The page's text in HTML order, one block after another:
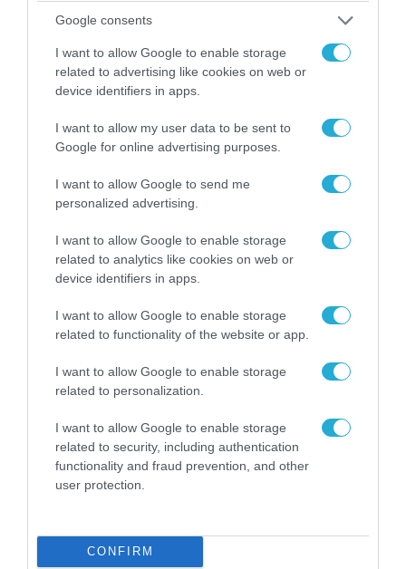
Google consents
I want to allow Google to enable storage
related to advertising like cookies on web or
device identifiers in apps.
I want to allow my user data to be sent to
Google for online advertising purposes.
I want to allow Google to send me
personalized advertising.
I want to allow Google to enable storage
related to analytics like cookies on web or
device identifiers in apps.
I want to allow Google to enable storage
related to functionality of the website or app.
I want to allow Google to enable storage
related to personalization.
I want to allow Google to enable storage
related to security, including authentication
functionality and fraud prevention, and other
user protection.
CONFIRM
O διευθυντής του OPEN προσπαθεί να τα
«μαζέψει» για τη δημοσιογράφο που γέλασε
σε ρεπορτάζ για τις φωτιές
03.08.2026 | 19:02
ρεπόρτερ του ΟΡΕΝ: «Όλοι να έχουμε
δικαίωμα στο λάθος»